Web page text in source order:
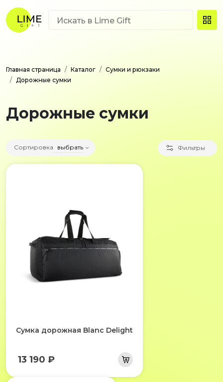
Главная страница Каталог
Сумки и рюкзаки
Дорожные сумки
Дорожные сумки
Сортировка выбрать Фильтры
Сумка дорожная Blanc Delight
13 190 ₽